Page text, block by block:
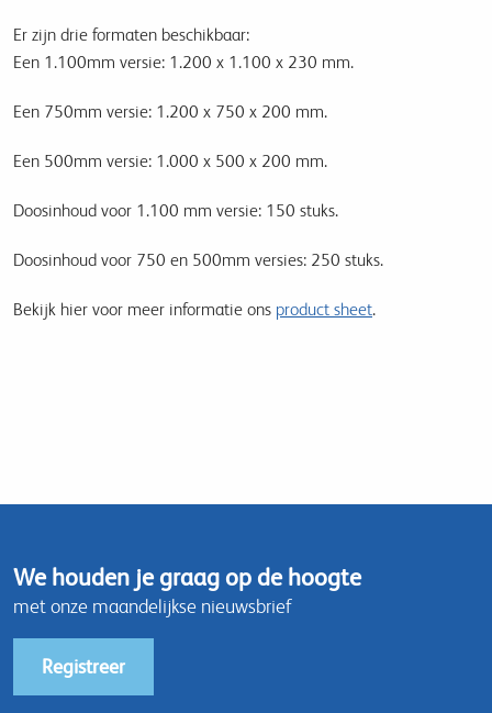
Er zijn drie formaten beschikbaar:
Een 1.100mm versie: 1.200 x 1.100 x 230 mm.
Een 750mm versie: 1.200 x 750 x 200 mm.
Een 500mm versie: 1.000 x 500 x 200 mm.
Doosinhoud voor 1.100 mm versie: 150 stuks.
Doosinhoud voor 750 en 500mm versies: 250 stuks.
Bekijk hier voor meer informatie ons product sheet.
We houden je graag op de hoogte
met onze maandelijkse nieuwsbrief
Registreer